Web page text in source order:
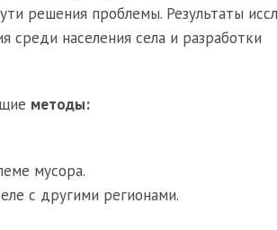
решения проблемы. Результаты
среди населения села и разработки
методы:
мусора.
с другими регионами.